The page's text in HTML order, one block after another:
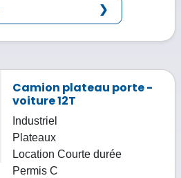
Camion plateau porte -
voiture 12T
Industriel
Plateaux
Location Courte durée
Permis C